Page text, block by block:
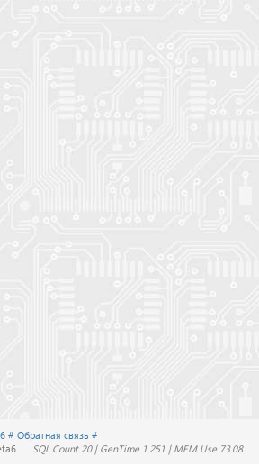
# Обратная связь #
SQL Count 20 | GenTime 1.251 | MEM Use 73.08